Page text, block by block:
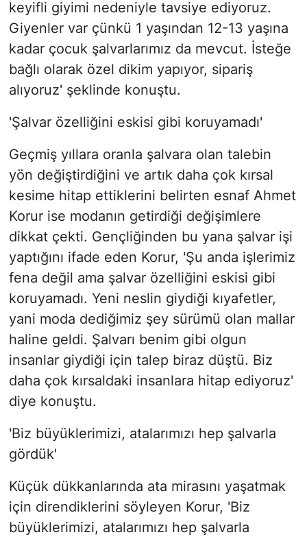
keyifli giyimi nedeniyle tavsiye ediyoruz.
Giyenler var çünkü 1 yaşından 12-13 yaşına
kadar çocuk şalvarlarımız da mevcut. İsteğe
bağlı olarak özel dikim yapıyor, sipariş
alıyoruz' şeklinde konuştu.
'Şalvar özelliğini eskisi gibi koruyamadı'
Geçmiş yıllara oranla şalvara olan talebin
yön değiştirdiğini ve artık daha çok kırsal
kesime hitap ettiklerini belirten esnaf Ahmet
Korur ise modanın getirdiği değişimlere
dikkat çekti. Gençliğinden bu yana şalvar işi
yaptığını ifade eden Korur, 'Şu anda işlerimiz
fena değil ama şalvar özelliğini eskisi gibi
koruyamadı. Yeni neslin giydiği kıyafetler,
yani moda dediğimiz şey sürümü olan mallar
haline geldi. Şalvarı benim gibi olgun
insanlar giydiği için talep biraz düştü. Biz
daha çok kırsaldaki insanlara hitap ediyoruz'
diye konuştu.
'Biz büyüklerimizi, atalarımızı hep şalvarla
gördük'
Küçük dükkanlarında ata mirasını yaşatmak
için direndiklerini söyleyen Korur, 'Biz
büyüklerimizi, atalarımızı hep şalvarla